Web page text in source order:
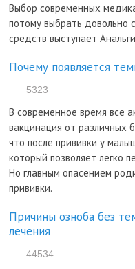
Выбор современных
потому выбрать
средств выступает
Почему появляется
5323
В современное время все
вакцинация от различных
что после прививки у
который позволяет легко
Но главным опасением
прививки.
Причины озноба без
лечения
44534